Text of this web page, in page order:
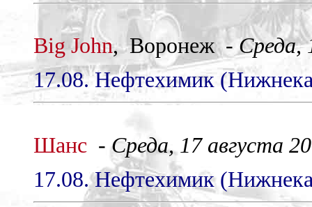
Big John, Воронеж -Среда,
17.08. Нефтехимик
Шанс -Среда, 17 августа
17.08. Нефтехимик